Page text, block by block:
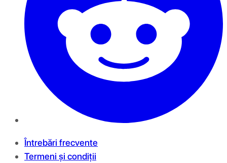
Întrebări frecvente
Termeni și condiții